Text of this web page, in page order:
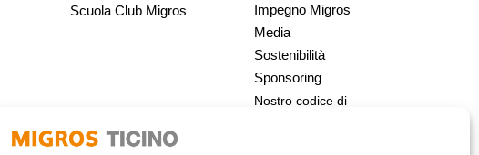
Scuola Club Migros
Impegno Migros
Media
Sostenibilità
Sponsoring
Nostro codice di